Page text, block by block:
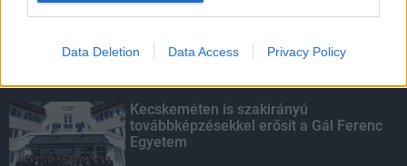
Data Deletion Data Access Privacy Policy
Megérkezett az eső a Duna
Kecskeméten is szakirányú
továbbképzésekkel erősít a Gál Ferenc
Egyetem